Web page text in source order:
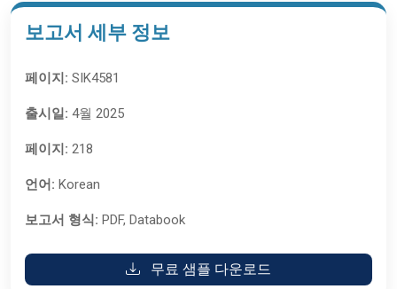
보고서 세부 정보
페이지: SIK4581
출시일: 4월 2025
페이지: 218
언어: Korean
보고서 형식: PDF, Databook
무료 샘플 다운로드